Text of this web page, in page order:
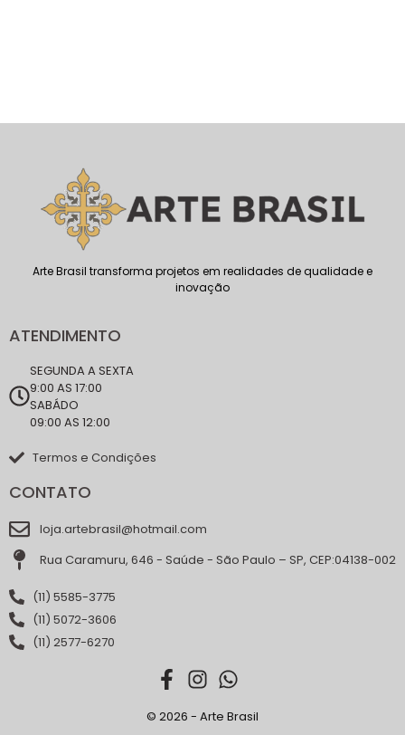
Arte Brasil transforma projetos em realidades de qualidade e
inovação
ATENDIMENTO
SEGUNDA A SEXTA
9:00 AS 17:00
SABÁDO
09:00 AS 12:00
Termos e Condições
CONTATO
loja.artebrasil@hotmail.com
Rua Caramuru, 646 - Saúde - São Paulo – SP, CEP:04138-002
(11) 5585-3775
(11) 5072-3606
(11) 2577-6270
© 2026 - Arte Brasil